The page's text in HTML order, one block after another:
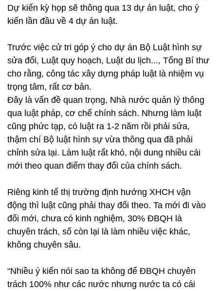
Dự kiến kỳ họp sẽ thông qua 13 dự án luật, cho ý
kiến lần đầu về 4 dự án luật.
Trước việc cử tri góp ý cho dự án Bộ Luật hình sự
sửa đổi, Luật quy hoạch, Luật du lịch..., Tổng Bí thư
cho rằng, công tác xây dựng pháp luật là nhiệm vụ
trọng tâm, rất cơ bản.
Đây là vấn đề quan trọng, Nhà nước quản lý thông
qua luật pháp, cơ chế chính sách. Nhưng làm luật
cũng phức tạp, có luật ra 1-2 năm rồi phải sửa,
thậm chí Bộ luật hình sự vừa thông qua đã phải
chỉnh sửa lại. Làm luật rất khó, nội dung nhiều cái
mới theo quan điểm thay đổi của chính sách.
Riêng kinh tế thị trường định hướng XHCH vận
động thì luật cũng phải thay đổi theo. Ta mới đi vào
đổi mới, chưa có kinh nghiệm, 30% ĐBQH là
chuyên trách, số còn lại là làm nhiều việc khác,
không chuyên sâu.
“Nhiều ý kiến nói sao ta không để ĐBQH chuyên
trách 100% như các nước nhưng nước ta có cái